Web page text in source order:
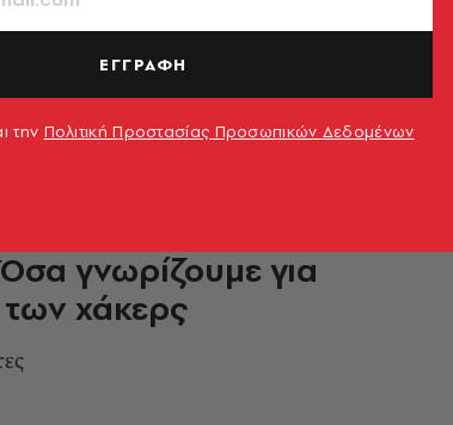
Διακυβέρνησης
σε πάνω
γνωρίζουμε για
χάκερς
ΕΓΓΡΑΦΗ
την Πολιτική Προστασίας Προσωπικών Δεδομένων